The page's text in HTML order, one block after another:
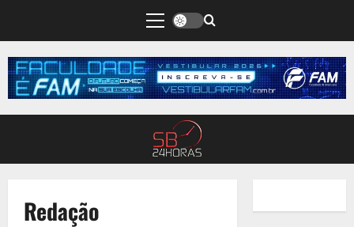
Redação